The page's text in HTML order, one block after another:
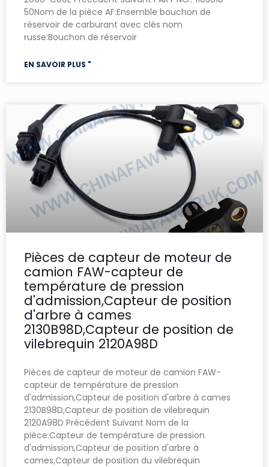
50Nom de la pièce AF:Ensemble bouchon de
réservoir de carburant avec clés nom
russe:Bouchon de réservoir
EN SAVOIR PLUS "
Pièces de capteur de moteur de
camion FAW-capteur de
température de pression
d'admission,Capteur de position
d'arbre à cames
2130B98D,Capteur de position de
vilebrequin 2120A98D
Pièces de capteur de moteur de camion FAW-
capteur de température de pression
d'admission,Capteur de position d'arbre à cames
2130B98D,Capteur de position de vilebrequin
2120A98D Précédent Suivant Nom de la
pièce:Capteur de température de pression
d'admission,Capteur de position d'arbre à
cames,Capteur de position du vilebrequin